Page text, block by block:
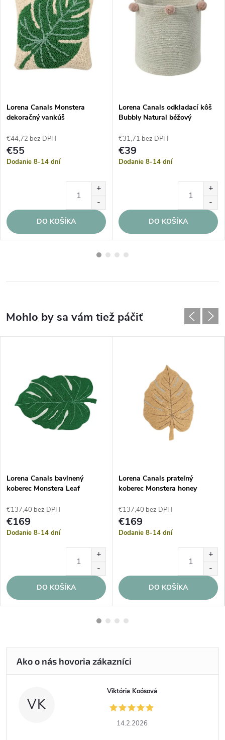
Lorena Canals Monstera
dekoračný vankúš
€44,72 bez DPH
€55
Dodanie 8-14 dní
DO KOŠÍKA
Lorena Canals odkladací kôš
Bubbly Natural béžový
€31,71 bez DPH
€39
Dodanie 8-14 dní
DO KOŠÍKA
Lorena Canals bavlnený
koberec Monstera Leaf
€137,40 bez DPH
€169
Dodanie 8-14 dní
DO KOŠÍKA
Lorena Canals prateľný
koberec Monstera honey
€137,40 bez DPH
€169
Dodanie 8-14 dní
DO KOŠÍKA
VK
Viktória Koósová
14.2.2026